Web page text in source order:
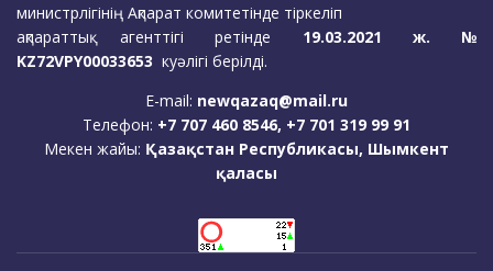
министрлігінің Ақпарат комитетінде тіркеліп
ақпараттық агенттігі ретінде 19.03.2021 ж. №
KZ72VPY00033653 куәлігі берілді.
E-mail: newqazaq@mail.ru
Телефон: +7 707 460 8546, +7 701 319 99 91
Мекен жайы: Қазақстан Республикасы, Шымкент
қаласы